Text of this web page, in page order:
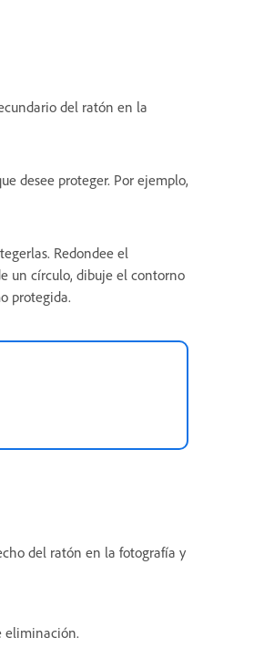
del ratón en la
desee proteger. Por ejemplo,
Redondee el
un círculo, dibuje el contorno
protegida.
del ratón en la fotografía y
eliminación.